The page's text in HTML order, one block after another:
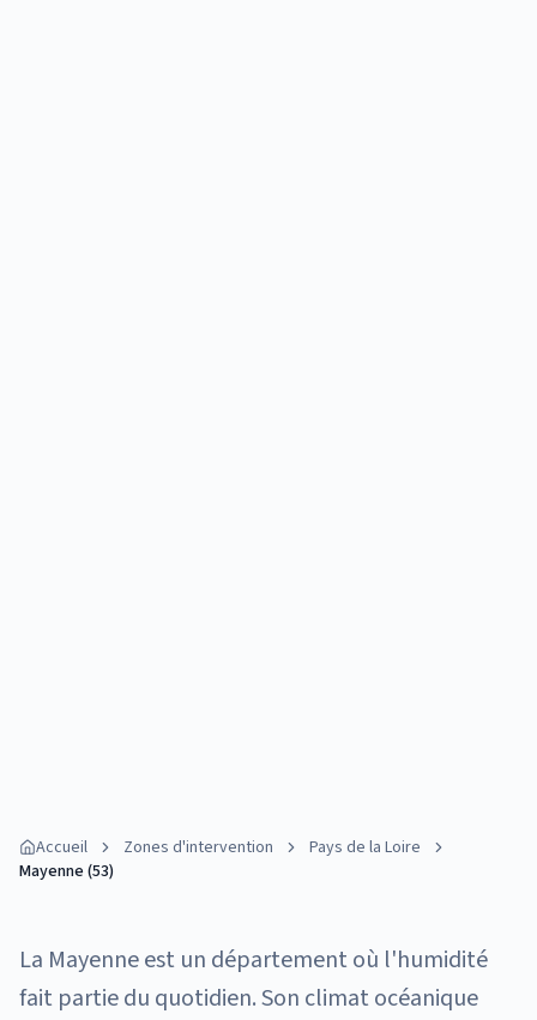
Accueil Zones d'intervention
Pays de la Loire
Mayenne (53)
La Mayenne est un département où l'humidité
fait partie du quotidien. Son climat océanique